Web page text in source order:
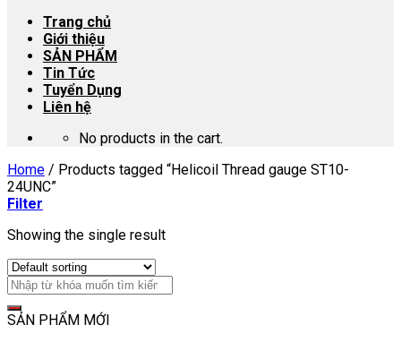
Trang chủ
Giới thiệu
SẢN PHẨM
Tin Tức
Tuyển Dụng
Liên hệ
No products in the cart.
Home / Products tagged “Helicoil Thread gauge ST10-
24UNC”
Filter
Showing the single result
SẢN PHẨM MỚI